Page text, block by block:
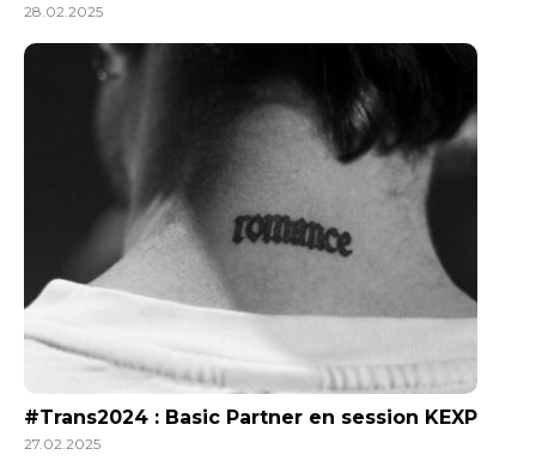
28.02.2025
#Trans2024 : Basic Partner en session KEXP
27.02.2025